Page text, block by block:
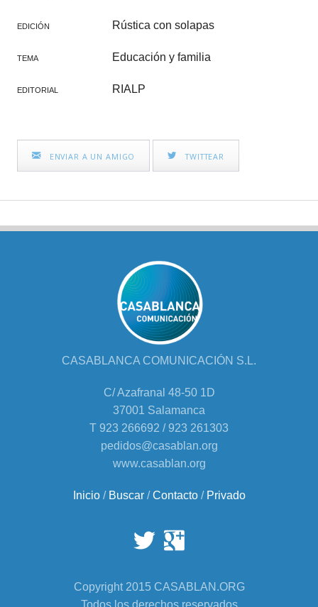
EDICIÓN Rústica con solapas
TEMA Educación y familia
EDITORIAL RIALP
ENVIAR A UN AMIGO TWITTEAR
CASABLANCA COMUNICACIÓN S.L.
C/ Azafranal 48-50 1D
37001 Salamanca
T 923 266692 / 923 261303
pedidos@casablan.org
www.casablan.org
Inicio/ Buscar/Contacto/ Privado
Copyright 2015 CASABLAN.ORG
Todos los derechos reservados